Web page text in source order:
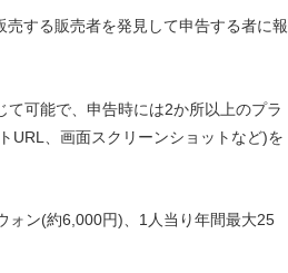
する販売者を発見して申告する者に報
可能で、申告時には2か所以上のプラ
URL、画面スクリーンショットなど)を
ォン(約6,000円)、1人当り年間最大25